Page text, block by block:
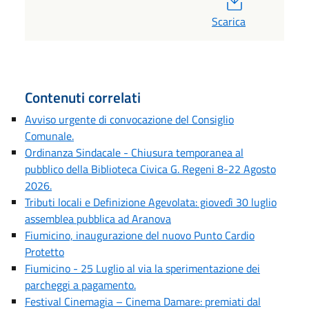
Scarica
Contenuti correlati
Avviso urgente di convocazione del Consiglio
Comunale.
Ordinanza Sindacale - Chiusura temporanea al
pubblico della Biblioteca Civica G. Regeni 8-22 Agosto
2026.
Tributi locali e Definizione Agevolata: giovedì 30 luglio
assemblea pubblica ad Aranova
Fiumicino, inaugurazione del nuovo Punto Cardio
Protetto
Fiumicino - 25 Luglio al via la sperimentazione dei
parcheggi a pagamento.
Festival Cinemagia – Cinema Damare: premiati dal